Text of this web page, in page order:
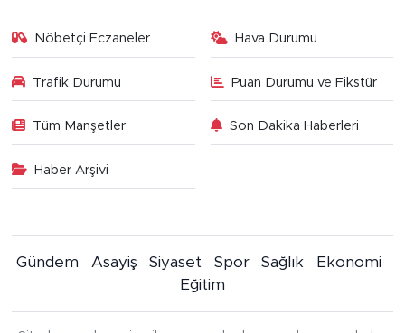
Nöbetçi Eczaneler Hava Durumu
Trafik Durumu Puan Durumu ve Fikstür
Tüm Manşetler Son Dakika Haberleri
Haber Arşivi
Gündem Asayiş Siyaset Spor Sağlık
Ekonomi
Eğitim